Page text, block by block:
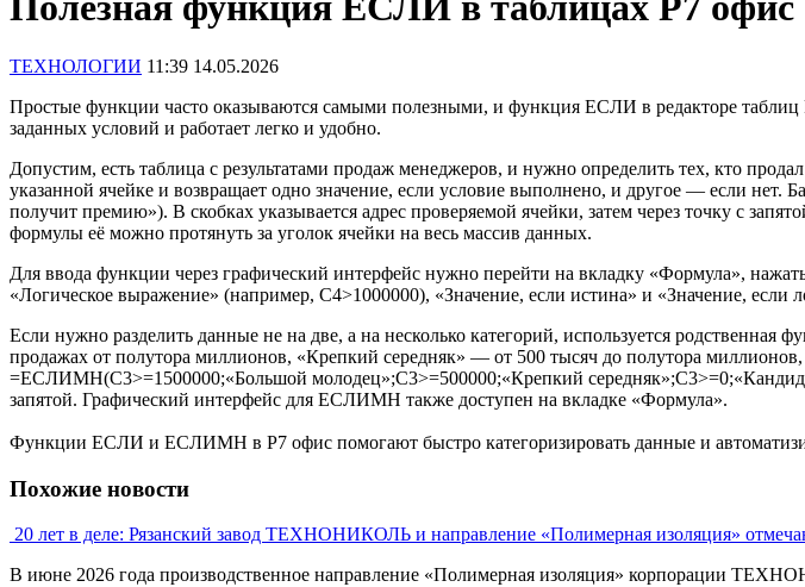
ТЕХНОЛОГИИ 11:39 14.05.2026
Простые функции часто оказываются самыми полезными, и функция ЕСЛИ в редакторе
заданных условий и работает легко и удобно.
Допустим, есть таблица с результатами продаж менеджеров, и нужно определить тех, кто
указанной ячейке и возвращает одно значение, если условие выполнено, и другое — если
получит премию»). В скобках указывается адрес проверяемой ячейки, затем через точку с
формулы её можно протянуть за уголок ячейки на весь массив данных.
Для ввода функции через графический интерфейс нужно перейти на вкладку «Формула»,
«Логическое выражение» (например, C4>1000000), «Значение, если истина» и «Значение, если
Если нужно разделить данные не на две, а на несколько категорий, используется
продажах от полутора миллионов, «Крепкий середняк» — от 500 тысяч до полутора
=ЕСЛИМН(C3>=1500000;«Большой молодец»;C3>=500000;«Крепкий
запятой. Графический интерфейс для ЕСЛИМН также доступен на вкладке «Формула».
Функции ЕСЛИ и ЕСЛИМН в Р7 офис помогают быстро категоризировать данные и
Похожие новости
20 лет в деле: Рязанский завод ТЕХНОНИКОЛЬ и направление «Полимерная изоляция»
В июне 2026 года производственное направление «Полимерная изоляция» корпорации